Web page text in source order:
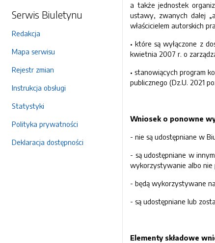
Serwis Biuletynu
Redakcja
Mapa serwisu
Rejestr zmian
Instrukcja obsługi
Statystyki
Polityka prywatności
Deklaracja dostępności
a także jednostek
ustawy, zwanych dalej
właścicielem autorskich
• które są wyłączone z
kwietnia 2007 r. o
• stanowiących program
publicznego (Dz.U. 2021
Wniosek o ponowne
- nie są udostępniane w
- są udostępniane w
wykorzystywanie albo nie
- będą wykorzystywane
- są udostępniane lub
Elementy składowe